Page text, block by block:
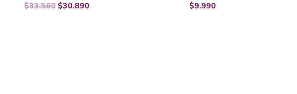
$33.560 $30.890 $9.990